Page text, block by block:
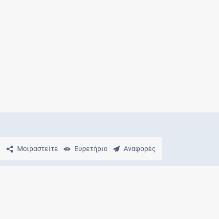
Μοιραστείτε Ευρετήριο Αναφορές